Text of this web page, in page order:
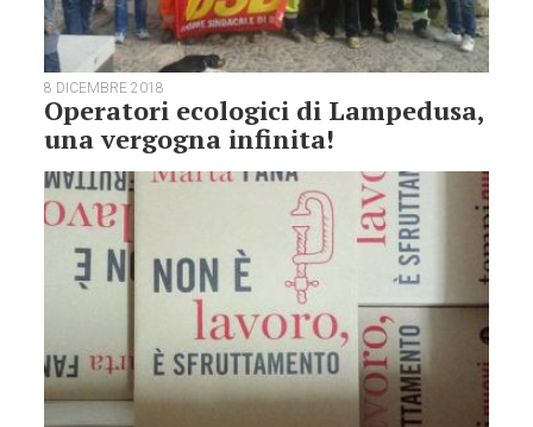
8 DICEMBRE 2018
Operatori ecologici di Lampedusa,
una vergogna infinita!